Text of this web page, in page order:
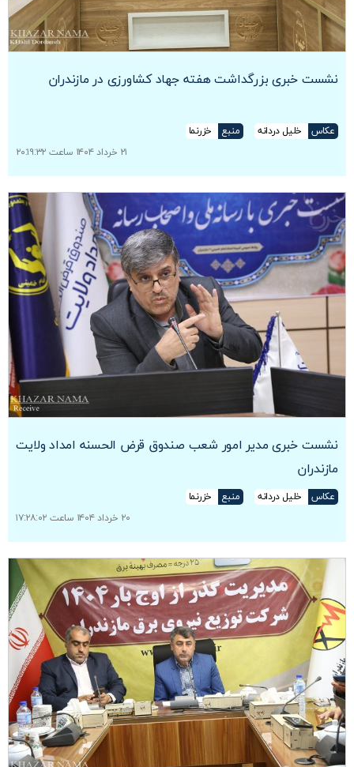
نشست خبری بزرگداشت هفته جهاد کشاورزی در مازندران
عکاس خلیل دردانه منبع
خزرنما
۲۱ خرداد ۱۴۰۴ ساعت ۲۰:۱۹:۳۲
نشست خبری مدیر امور شعب صندوق قرض الحسنه امداد ولایت
مازندران
عکاس خلیل دردانه منبع
خزرنما
۲۰ خرداد ۱۴۰۴ ساعت ۱۷:۲۸:۰۲